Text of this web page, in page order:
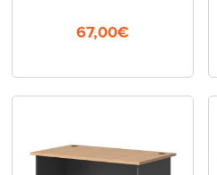
67,00€